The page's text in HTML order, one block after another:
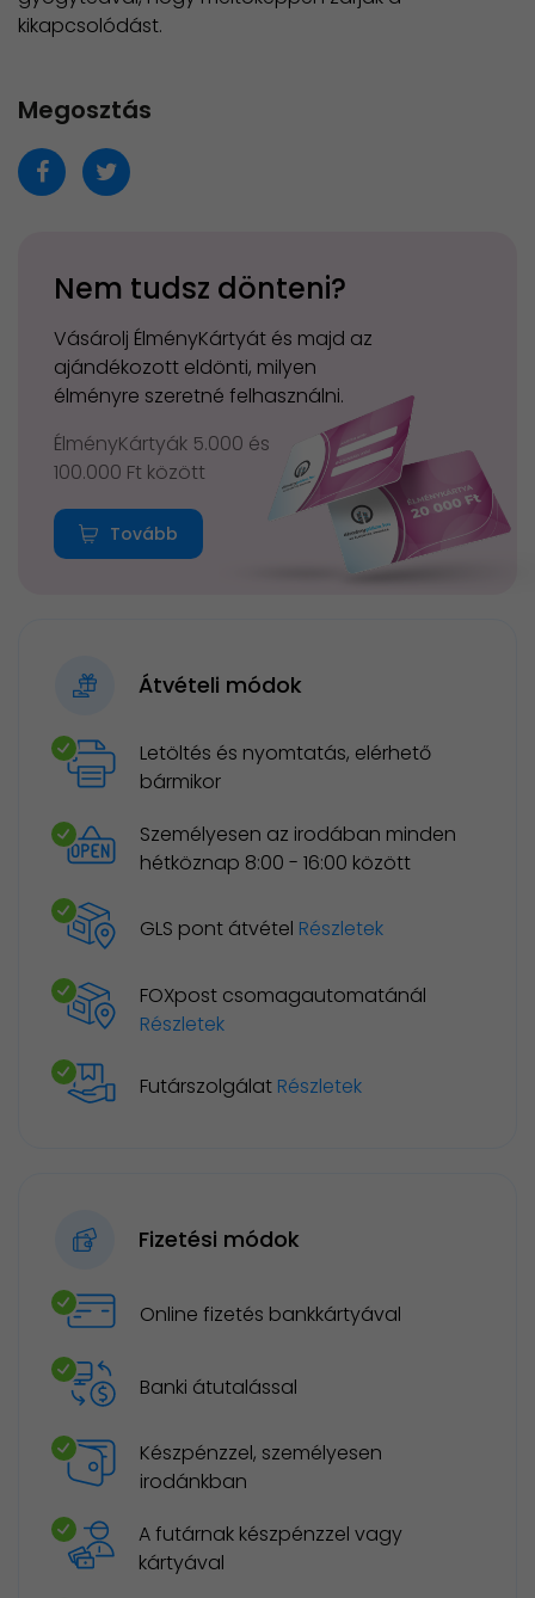
kikapcsolódást.
Megosztás
Nem tudsz dönteni?
Vásárolj ÉlményKártyát és majd az
ajándékozott eldönti, milyen
élményre szeretné felhasználni.
ÉlményKártyák 5.000 és
100.000 Ft között
Tovább
Átvételi módok
Letöltés és nyomtatás, elérhető
bármikor
Személyesen az irodában minden
hétköznap 8:00 - 16:00 között
GLS pont átvétel Részletek
FOXpost csomagautomatánál
Részletek
Futárszolgálat Részletek
Fizetési módok
Online fizetés bankkártyával
Banki átutalással
Készpénzzel, személyesen
irodánkban
A futárnak készpénzzel vagy
kártyával